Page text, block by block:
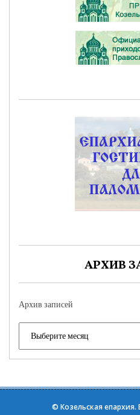
АРХИВ
Архив записей
© Козельская епархия.